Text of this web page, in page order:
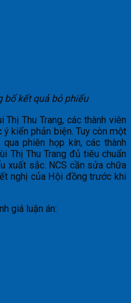
bố kết quả bỏ phiếu
Thị Thu Trang, các thành viên
kiến phản biện. Tuy còn một
phiên họp kín, các thành
Thị Thu Trang đủ tiêu chuẩn
xuất sắc. NCS cần sửa chữa
nghị của Hội đồng trước khi
giá luận án: